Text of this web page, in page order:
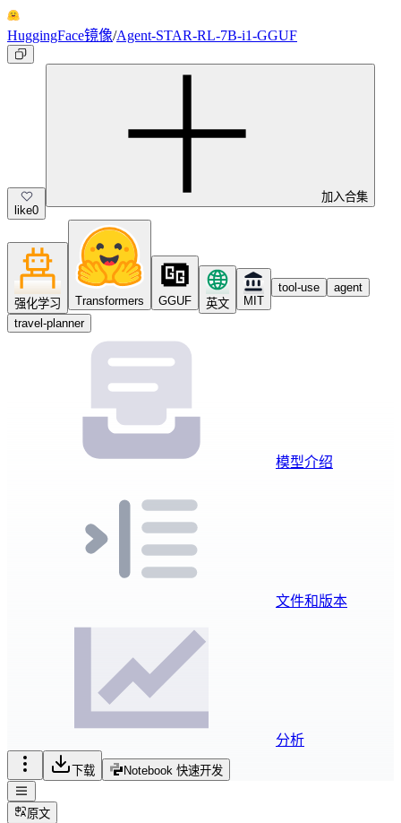
HuggingFace镜像/Agent-STAR-RL-7B-i1-GGUF
like0
加入合集
强化学习 Transformers GGUF 英文 MIT
tool-use agent
travel-planner
模型介绍
文件和版本
分析
下载 Notebook 快速开发
原文